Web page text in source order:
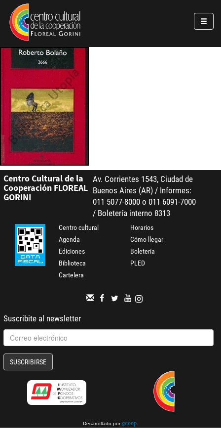
Pasar al contenido principal
Jump to main content
Centro Cultural de la
Cooperación FLOREAL
GORINI
Av. Corrientes 1543, Ciudad de
Buenos Aires (AR) / Informes:
011 5077-8000 o 011 6091-7000
/ Boletería interno 8313
Centro cultural
Agenda
Ediciones
Biblioteca
Cartelera
Horarios
Cómo llegar
Boletería
PLED
Suscribite al newsletter
SUSCRIBIRSE
Desarrollado por gcoop.